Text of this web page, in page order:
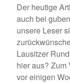
Der heutige
auch bei
unsere Leser
Lausitzer
hier aus? Zum
vor einigen